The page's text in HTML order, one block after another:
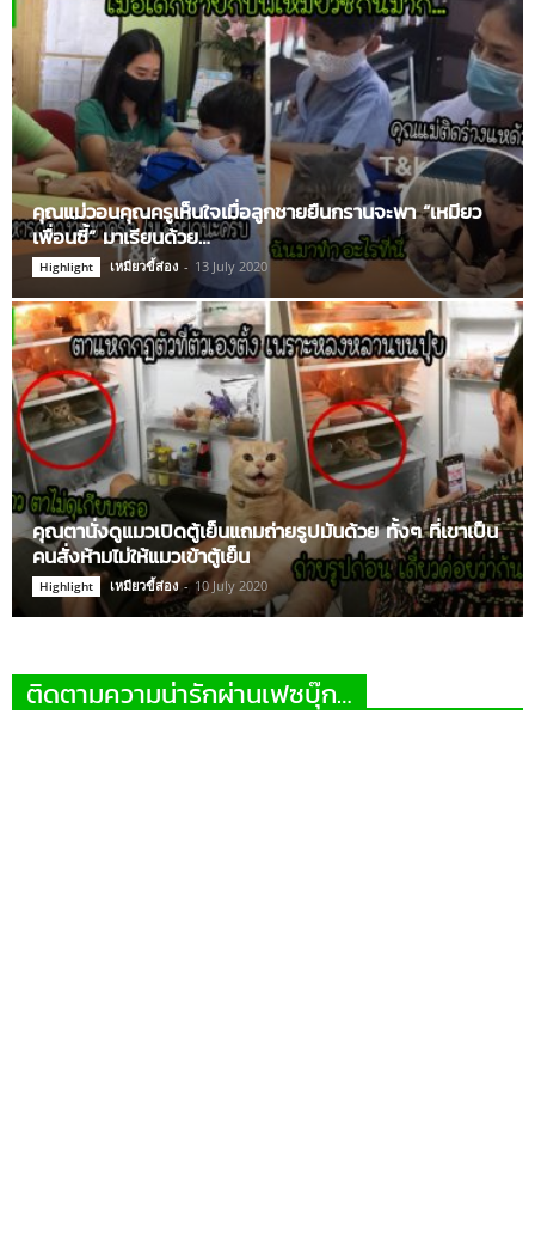
คุณแม่วอนคุณครูเห็นใจเมื่อลูกชายยืนกรานจะพา “เหมียว
เพื่อนซี้” มาเรียนด้วย…
Highlight เหมียวขี้ส่อง - 13 July 2020
คุณตานั่งดูแมวเปิดตู้เย็นแถมถ่ายรูปมันด้วย ทั้งๆ ที่เขาเป็น
คนสั่งห้ามไม่ให้แมวเข้าตู้เย็น
Highlight เหมียวขี้ส่อง - 10 July 2020
ติดตามความน่ารักผ่านเฟซบุ๊ก…